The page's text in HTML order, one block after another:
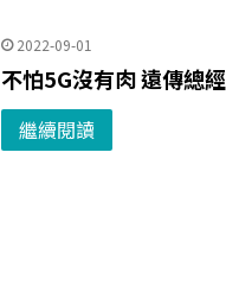
2022-09-01
不怕5G沒有肉 遠傳總
繼續閱讀